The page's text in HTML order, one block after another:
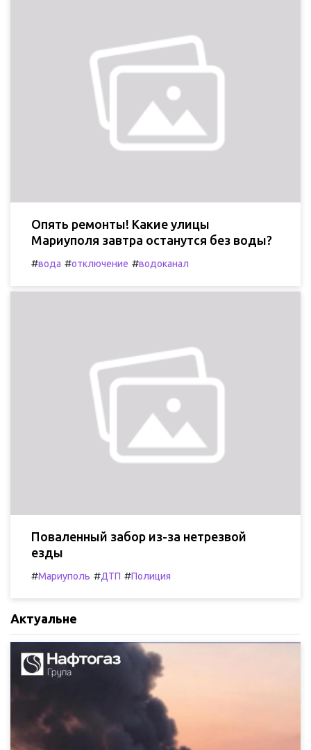
Опять ремонты! Какие улицы
Мариуполя завтра останутся без воды?
#вода #отключение #водоканал
Поваленный забор из-за нетрезвой
езды
#Мариуполь #ДТП #Полиция
Актуальне